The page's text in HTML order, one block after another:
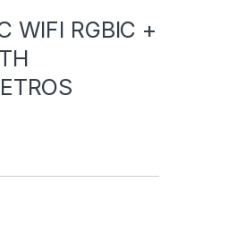
WIFI RGBIC +